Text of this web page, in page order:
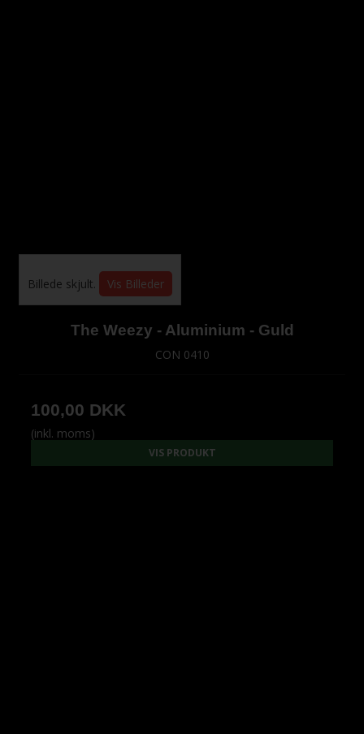
Billede skjult. Vis Billeder
The Weezy - Aluminium - Guld
CON 0410
100,00 DKK
(inkl. moms)
VIS PRODUKT